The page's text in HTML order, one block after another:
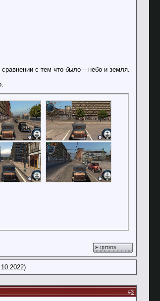
с тем что было – небо и земля.
цитата
#3